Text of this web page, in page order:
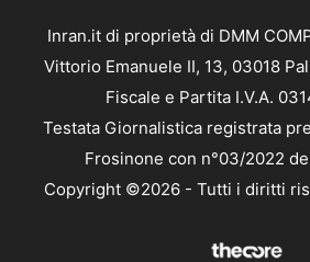
Inran.it di proprietà di DMM
Vittorio Emanuele II, 13, 03018
Fiscale e Partita I.V.A.
Testata Giornalistica registrata
Frosinone con n°03/2022
Copyright ©2026 - Tutti i diritti